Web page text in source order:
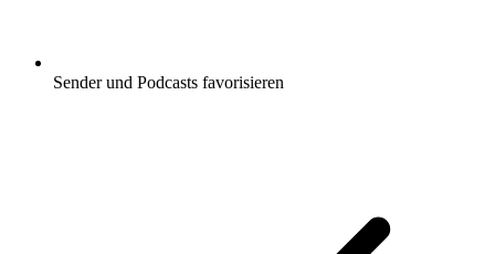
Sender und Podcasts favorisieren